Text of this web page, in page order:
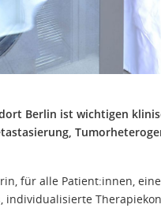
Berlin ist wichtigen
für alle Patient:innen,